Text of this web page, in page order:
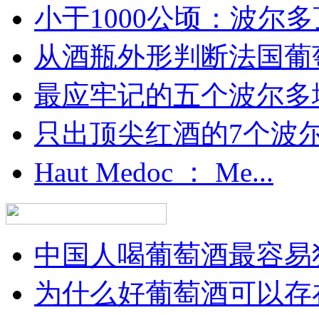
小于1000公顷：波尔
从酒瓶外形判断法国
最应牢记的五个波尔多
只出顶尖红酒的7个波
Haut Medoc ： Me...
中国人喝葡萄酒最容
为什么好葡萄酒可以